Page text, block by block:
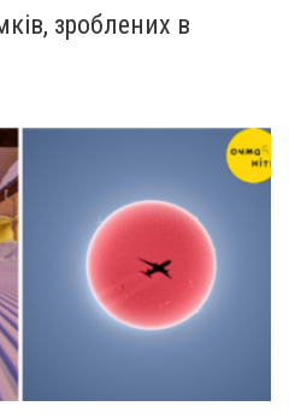
зроблених в